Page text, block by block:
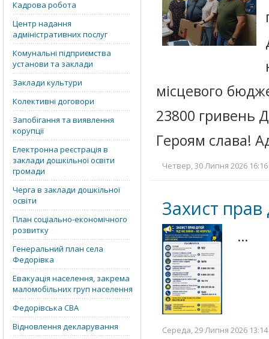
Кадрова робота
Центр надання
адміністративних послуг
Комунальні підприємства
установи та заклади
Заклади культури
Колективні договори
Запобігання та виявлення
корупції
Електронна реєстрація в
заклади дошкільної освіти
громади
Черга в заклади дошкільної
освіти
План соціально-економічного
розвитку
Генеральний план села
Федорівка
Евакуація населення, закрема
маломобільних груп населення
Федорівська СВА
Відновлення декларування
місцевого
23800 гривень
Героям слава!
Четвер, 30 Липня 2026
Захист
…
Середа, 29 Липня 2026